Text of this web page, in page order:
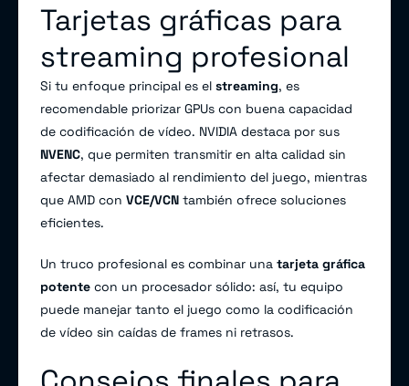
Tarjetas gráficas para
streaming profesional
Si tu enfoque principal es el streaming, es
recomendable priorizar GPUs con buena capacidad
de codificación de vídeo. NVIDIA destaca por sus
NVENC, que permiten transmitir en alta calidad sin
afectar demasiado al rendimiento del juego, mientras
que AMD con VCE/VCN también ofrece soluciones
eficientes.
Un truco profesional es combinar una tarjeta gráfica
potente con un procesador sólido: así, tu equipo
puede manejar tanto el juego como la codificación
de vídeo sin caídas de frames ni retrasos.